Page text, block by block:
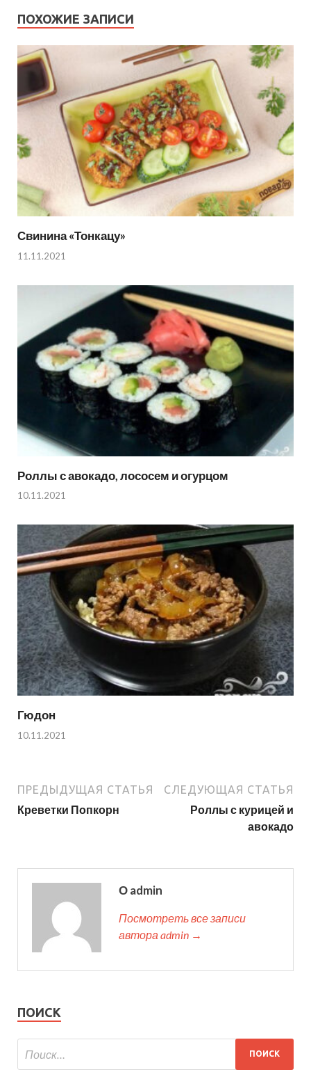
ПОХОЖИЕ ЗАПИСИ
Свинина «Тонкацу»
11.11.2021
Роллы с авокадо, лососем и огурцом
10.11.2021
Гюдон
10.11.2021
ПРЕДЫДУЩАЯ СТАТЬЯ
Креветки Попкорн
СЛЕДУЮЩАЯ СТАТЬЯ
Роллы с курицей и
авокадо
О admin
Посмотреть все записи
автора admin →
ПОИСК